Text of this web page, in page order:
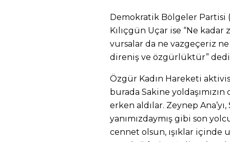
Demokratik Bölgeler Partisi
Kılıçgün Uçar ise “Ne
vursalar da ne vazgeçeriz ne
direniş ve özgürlüktür”
Özgür Kadın Hareketi
burada Sakine
erken aldılar. Zeynep
yanımızdaymış gibi son
cennet olsun, ışıklar içinde